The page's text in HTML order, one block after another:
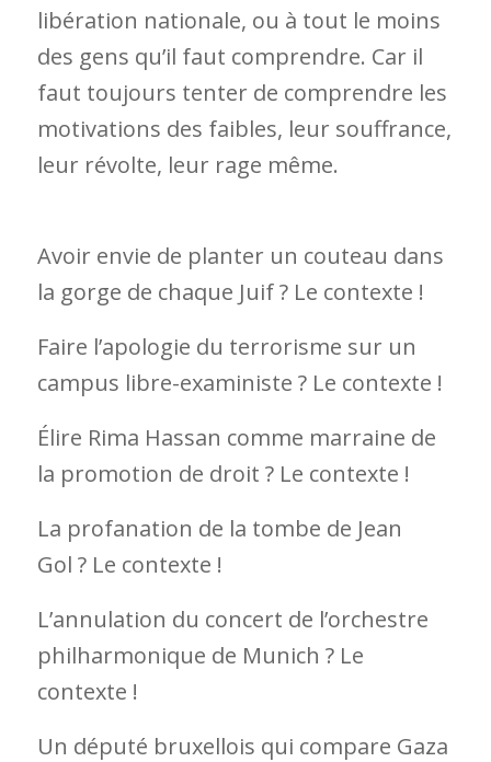
libération nationale, ou à tout le moins
des gens qu’il faut comprendre. Car il
faut toujours tenter de comprendre les
motivations des faibles, leur souffrance,
leur révolte, leur rage même.
Avoir envie de planter un couteau dans
la gorge de chaque Juif ? Le contexte !
Faire l’apologie du terrorisme sur un
campus libre-exaministe ? Le contexte !
Élire Rima Hassan comme marraine de
la promotion de droit ? Le contexte !
La profanation de la tombe de Jean
Gol ? Le contexte !
L’annulation du concert de l’orchestre
philharmonique de Munich ? Le
contexte !
Un député bruxellois qui compare Gaza